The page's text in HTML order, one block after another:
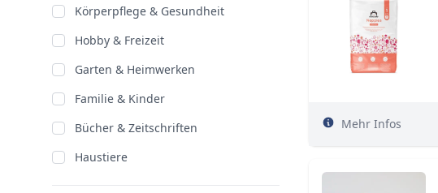
Körperpflege & Gesundheit
Hobby & Freizeit
Garten & Heimwerken
Familie & Kinder
Bücher & Zeitschriften
Haustiere
Mehr Infos